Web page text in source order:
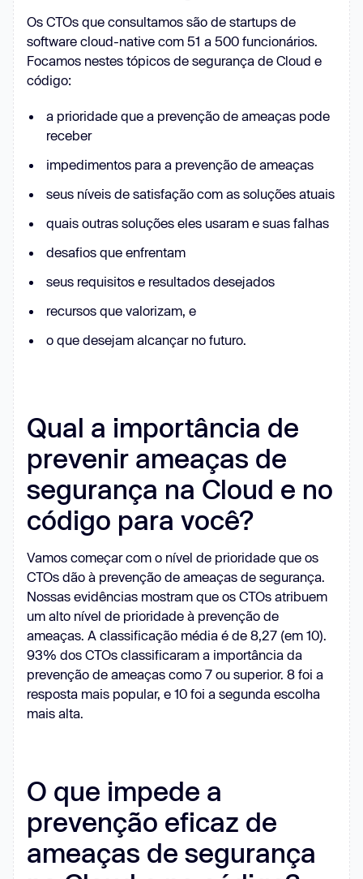
Os CTOs que consultamos são de startups de
software cloud-native com 51 a 500 funcionários.
Focamos nestes tópicos de segurança de Cloud e
código:
a prioridade que a prevenção de ameaças pode
receber
impedimentos para a prevenção de ameaças
seus níveis de satisfação com as soluções atuais
quais outras soluções eles usaram e suas falhas
desafios que enfrentam
seus requisitos e resultados desejados
recursos que valorizam, e
o que desejam alcançar no futuro.
Qual a importância de
prevenir ameaças de
segurança na Cloud e no
código para você?
Vamos começar com o nível de prioridade que os
CTOs dão à prevenção de ameaças de segurança.
Nossas evidências mostram que os CTOs atribuem
um alto nível de prioridade à prevenção de
ameaças. A classificação média é de 8,27 (em 10).
93% dos CTOs classificaram a importância da
prevenção de ameaças como 7 ou superior. 8 foi a
resposta mais popular, e 10 foi a segunda escolha
mais alta.
O que impede a
prevenção eficaz de
ameaças de segurança